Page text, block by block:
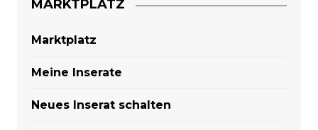
MARKTPLATZ
Marktplatz
Meine Inserate
Neues Inserat schalten